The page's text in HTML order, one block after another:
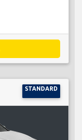
STANDARD